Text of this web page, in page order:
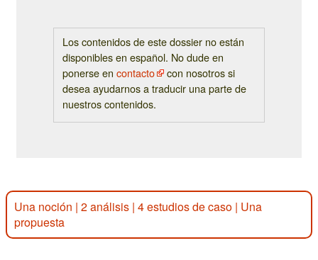
Los contenidos de este dossier no están
disponibles en español. No dude en
ponerse encontacto
con nosotros si
desea ayudarnos a traducir una parte de
nuestros contenidos.
Una noción | 2 análisis | 4 estudios de caso | Una
propuesta